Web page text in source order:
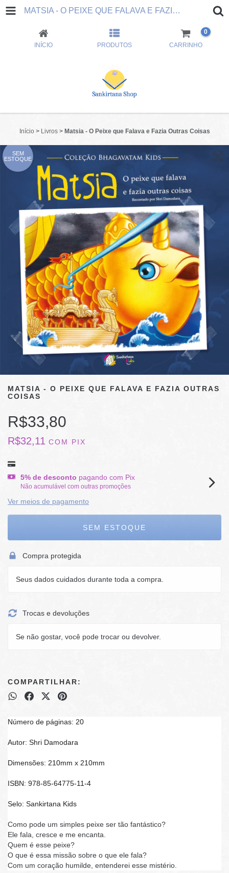
MATSIA - O PEIXE QUE FALAVA E FAZIA OUTRAS COISAS
INÍCIO PRODUTOS CARRINHO
0
Início > Livros > Matsia - O Peixe que Falava e Fazia Outras Coisas
SEM
ESTOQUE
MATSIA - O PEIXE QUE FALAVA E FAZIA OUTRAS
COISAS
R$33,80
R$32,11 COM PIX
5% de desconto pagando com Pix
Não acumulável com outras promoções
Ver meios de pagamento
Compra protegida
Seus dados cuidados durante toda a compra.
Trocas e devoluções
Se não gostar, você pode trocar ou devolver.
COMPARTILHAR:
Número de páginas: 20
Autor: Shri Damodara
Dimensões: 210mm x 210mm
ISBN: 978-85-64775-11-4
Selo: Sankirtana Kids
Como pode um simples peixe ser tão fantástico?
Ele fala, cresce e me encanta.
Quem é esse peixe?
O que é essa missão sobre o que ele fala?
Com um coração humilde, entenderei esse mistério.